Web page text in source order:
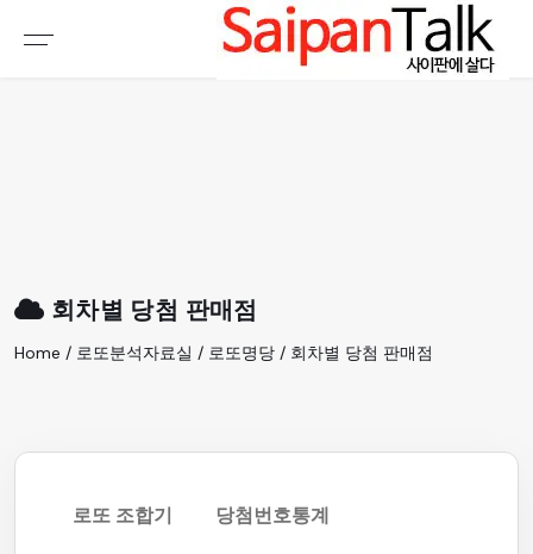
회차별 당첨 판매점
Home / 로또분석자료실 / 로또명당 / 회차별 당첨 판매점
로또 조합기
당첨번호통계
여행정보
생활정보
갤러리 & 동영상